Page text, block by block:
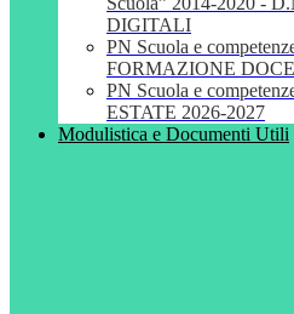
DIGITALI
PN Scuola e
FORMAZIONE
PN Scuola e
ESTATE 2026-2027
Modulistica e Documenti Utili